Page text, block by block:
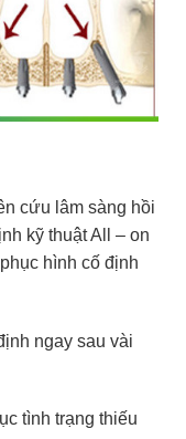
cứu lâm sàng hồi
kỹ thuật All – on
hình cố định
ngay sau vài
tình trạng thiếu